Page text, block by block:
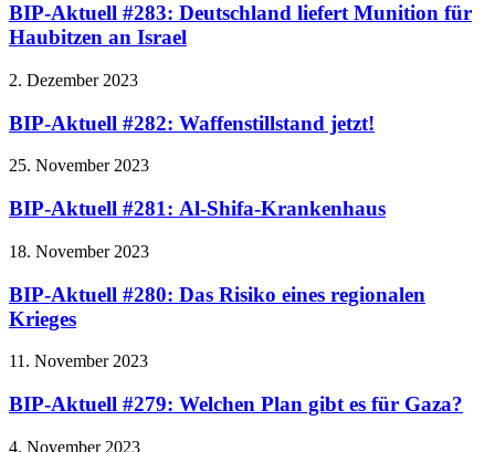
BIP-Aktuell #283: Deutschland liefert Munition für
Haubitzen an Israel
2. Dezember 2023
BIP-Aktuell #282: Waffenstillstand jetzt!
25. November 2023
BIP-Aktuell #281: Al-Shifa-Krankenhaus
18. November 2023
BIP-Aktuell #280: Das Risiko eines regionalen
Krieges
11. November 2023
BIP-Aktuell #279: Welchen Plan gibt es für Gaza?
4. November 2023